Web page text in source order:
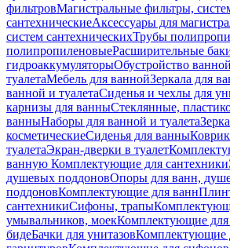
фильтровМагистральные фильтры,
сантехническиеАксессуары для
систем сантехническихТрубы
полипропиленовыеРасширительные
гидроаккумуляторыОбустройство
туалетаМебель для ваннойЗеркала для
ванной и туалетаСиденья и чехлы для
карнизы для ванныСтеклянные,
ванныНаборы для ванной и туалета
косметическиеСиденья для ванны
туалетаЭкран-дверки в туалет
ванную Комплектующие для сантехники
душевых поддоновОпоры для ванн,
поддоновКомплектующие для ванн
сантехникиСифоны, трапы
умывальников, моекКомплектующие для
бидеБачки для унитазовКомплектующие